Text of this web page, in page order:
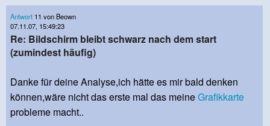
Antwort 11 von Beown
07.11.07, 15:49:23
Re: Bildschirm bleibt schwarz nach dem start
(zumindest häufig)
Danke für deine Analyse,ich hätte es mir bald denken
können,wäre nicht das erste mal das meineGrafikkarte
probleme macht..